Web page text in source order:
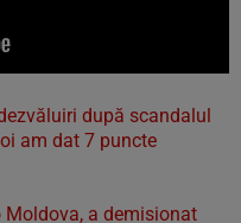
după scandalul
am dat 7 puncte
Moldova, a demisionat